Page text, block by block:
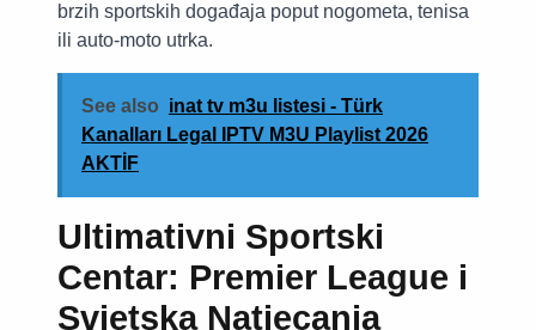
brzih sportskih događaja poput nogometa, tenisa
ili auto-moto utrka.
See also inat tv m3u listesi - Türk
Kanalları Legal IPTV M3U Playlist 2026
AKTİF
Ultimativni Sportski
Centar: Premier League i
Svjetska Natjecanja